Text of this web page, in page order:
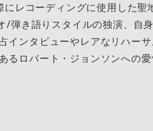
レコーディングに使⽤した聖
/弾き語りスタイルの独演、⾃
インタビューやレアなリハー
るロバート・ジョンソンへの